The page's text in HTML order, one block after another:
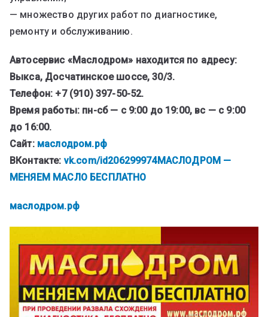
— множество других работ по диагностике,
ремонту и обслуживанию.
Автосервис «Маслодром» находится по адресу:
Выкса, Досчатинское шоссе, 30/3.
Телефон: +7 (910) 397-50-52.
Время работы: пн-сб — с 9:00 до 19:00, вс — с 9:00
до 16:00.
Сайт: маслодром.рф
ВКонтакте: vk.com/id206299974МАСЛОДРОМ —
МЕНЯЕМ МАСЛО БЕСПЛАТНО
маслодром.рф